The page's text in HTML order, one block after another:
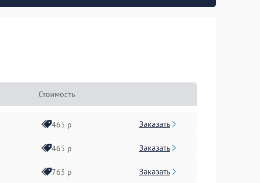
Стоимость
465 р Заказать
465 р Заказать
765 р Заказать